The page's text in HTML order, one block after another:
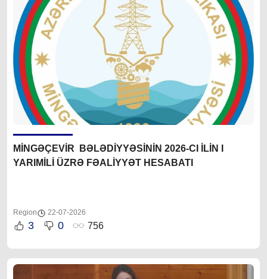
MİNGƏÇEVİR BƏLƏDİYYƏSİNİN 2026-CI İLİN I
YARIMİLİ ÜZRƏ FƏALİYYƏT HESABATI
Region 22-07-2026
3 0 756